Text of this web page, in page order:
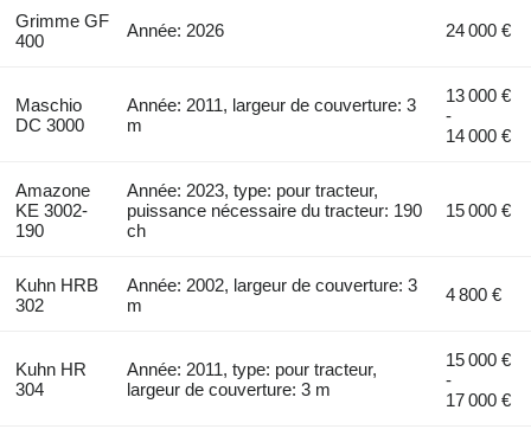
Grimme GF
400
Année: 2026 24 000 €
Maschio
DC 3000
Année: 2011, largeur de couverture: 3
m
13 000 €
-
14 000 €
Amazone
KE 3002-
190
Année: 2023, type: pour tracteur,
puissance nécessaire du tracteur: 190
ch
15 000 €
Kuhn HRB
302
Année: 2002, largeur de couverture: 3
m
4 800 €
Kuhn HR
304
Année: 2011, type: pour tracteur,
largeur de couverture: 3 m
15 000 €
-
17 000 €